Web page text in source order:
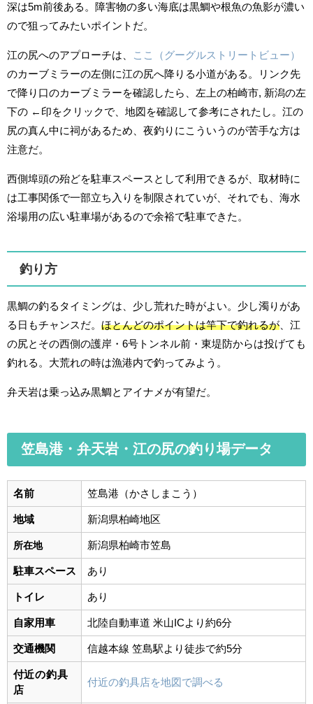
深は5m前後ある。障害物の多い海底は黒鯛や根魚の魚影が濃い
ので狙ってみたいポイントだ。
江の尻へのアプローチは、
ここ（グーグルストリートビュー）
のカーブミラーの左側に江の尻へ降りる小道がある。リンク先
で降り口のカーブミラーを確認したら、左上の柏崎市, 新潟の左
下の ←印をクリックで、地図を確認して参考にされたし。江の
尻の真ん中に祠があるため、夜釣りにこういうのが苦手な方は
注意だ。
西側埠頭の殆どを駐車スペースとして利用できるが、取材時に
は工事関係で一部立ち入りを制限されていが、それでも、海水
浴場用の広い駐車場があるので余裕で駐車できた。
釣り方
黒鯛の釣るタイミングは、少し荒れた時がよい。少し濁りがあ
る日もチャンスだ。 ほとんどのポイントは竿下で釣れるが 、江
の尻とその西側の護岸・6号トンネル前・東堤防からは投げても
釣れる。大荒れの時は漁港内で釣ってみよう。
弁天岩は乗っ込み黒鯛とアイナメが有望だ。
笠島港・弁天岩・江の尻の釣り場データ
名前 笠島港（かさしまこう）
地域 新潟県柏崎地区
所在地 新潟県柏崎市笠島
駐車スペース あり
トイレ あり
自家用車 北陸自動車道 米山ICより約6分
交通機関 信越本線 笠島駅より徒歩で約5分
付近の釣具
店
付近の釣具店を地図で調べる